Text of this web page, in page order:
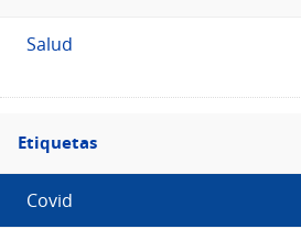
Salud
Filtro
Etiquetas
Etiquetas
Covid